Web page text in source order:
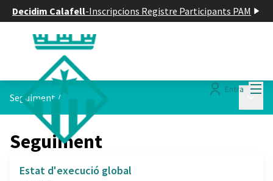
Decidim Calafell-Inscripcions Registre Participants PAM
Entra
Seguiment /
Seguiment
Estat d'execució global